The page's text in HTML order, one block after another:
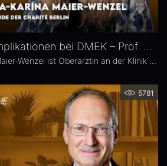
Postoperative Komplikationen bei DMEK – Prof. Dr. Anna-Karina Maier-Wenzel
5781